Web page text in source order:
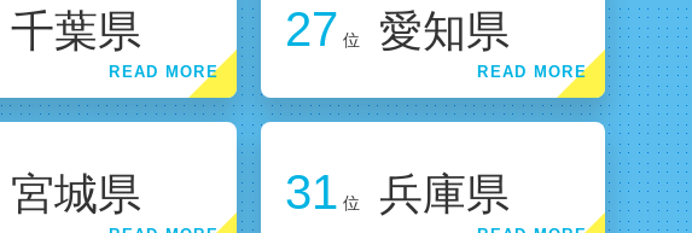
千葉県 27 位 愛知県
宮城県 31 位 兵庫県